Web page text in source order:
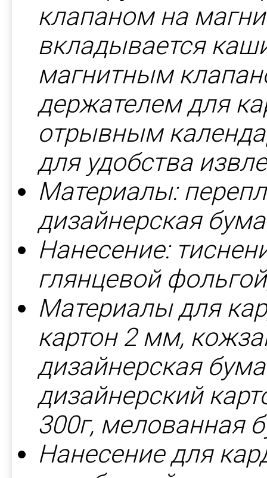
клапаном на
вкладывается
магнитным
держателем для
отрывным
для удобства
Материалы:
дизайнерская
Нанесение:
глянцевой
Материалы для
картон 2 мм,
дизайнерская
дизайнерский
300г, мелованная
Нанесение для